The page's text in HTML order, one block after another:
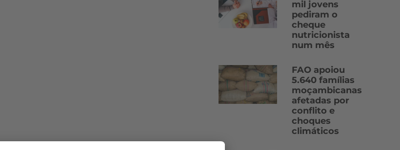
mil jovens
pediram o
cheque
nutricionista
num mês
FAO apoiou
5.640 famílias
moçambicanas
afetadas por
conflito e
choques
climáticos